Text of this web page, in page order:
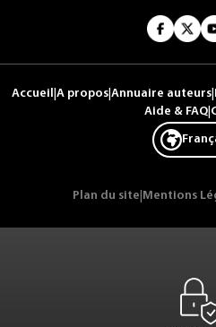
Accueil A propos Annuaire auteurs
Aide & FAQ|
Plan du site Mentions